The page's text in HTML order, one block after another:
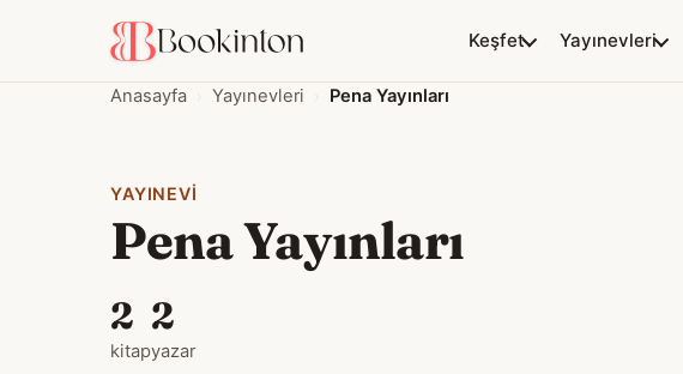
Keşfet Yayınevleri
Anasayfa Yayınevleri Pena Yayınları
YAYINEVI
Pena Yayınları
2
kitap
2
yazar